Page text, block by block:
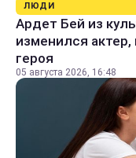
ЛЮДИ
Ардет Бей из
изменился
героя
05 августа 2026, 16:48